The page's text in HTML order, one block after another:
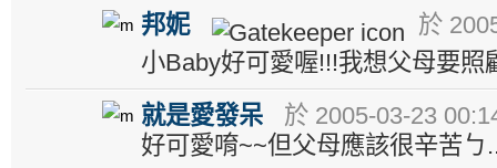
邦妮
於
小Baby好可愛喔!!!我想父母要照
就是愛發呆
於 2005-03-23
好可愛唷~~但父母應該很辛苦ㄅ